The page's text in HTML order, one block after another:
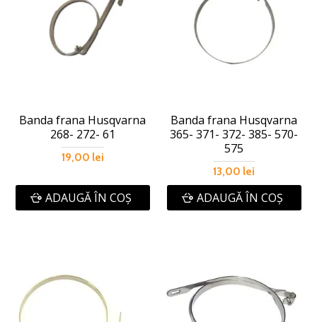
Banda frana Husqvarna
268- 272- 61
19,00 lei
ADAUGĂ ÎN COŞ
Banda frana Husqvarna
365- 371- 372- 385- 570-
575
13,00 lei
ADAUGĂ ÎN COŞ